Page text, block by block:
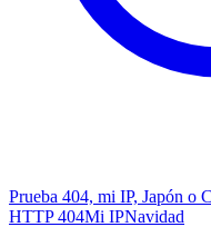
Prueba 404, mi IP, Japón o
HTTP 404Mi IPNavidad